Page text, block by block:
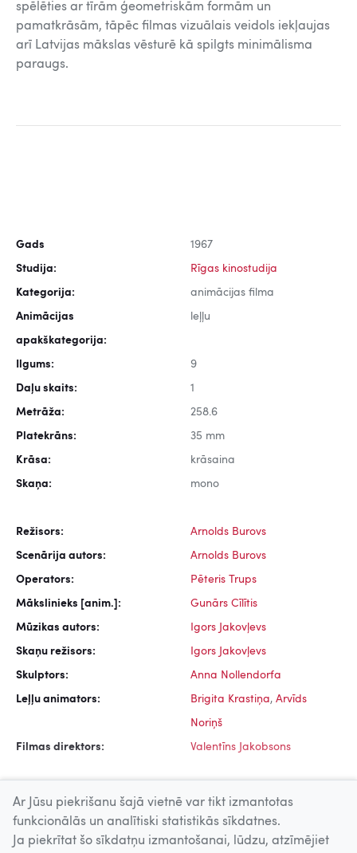
spēlēties ar tīrām ģeometriskām formām un
pamatkrāsām, tāpēc filmas vizuālais veidols iekļaujas
arī Latvijas mākslas vēsturē kā spilgts minimālisma
paraugs.
Gads 1967
Studija: Rīgas kinostudija
Kategorija: animācijas filma
Animācijas
apakškategorija:
leļļu
Ilgums: 9
Daļu skaits: 1
Metrāža: 258.6
Platekrāns: 35 mm
Krāsa: krāsaina
Skaņa: mono
Režisors: Arnolds Burovs
Scenārija autors: Arnolds Burovs
Operators: Pēteris Trups
Mākslinieks [anim.]: Gunārs Cīlītis
Mūzikas autors: Igors Jakovļevs
Skaņu režisors: Igors Jakovļevs
Skulptors: Anna Nollendorfa
Leļļu animators: Brigita Krastiņa, Arvīds
Noriņš
Filmas direktors: Valentīns Jakobsons
Uz augšu
Ar Jūsu piekrišanu šajā vietnē var tikt izmantotas
funkcionālās un analītiski statistikās sīkdatnes.
Ja piekrītat šo sīkdatņu izmantošanai, lūdzu, atzīmējiet